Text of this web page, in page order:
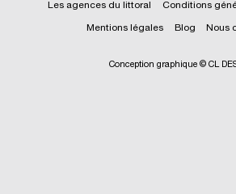
Les agences du littoral Conditions
Mentions légales Blog Nous
Conception graphique © CL